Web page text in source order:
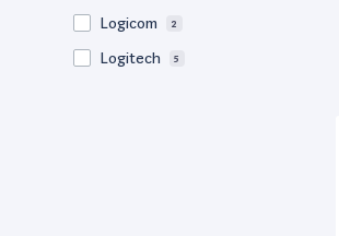
Logicom 2
Logitech 5